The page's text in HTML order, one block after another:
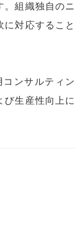
。組織独自のニ
に対応すること
ンサルティン
び生産性向上に